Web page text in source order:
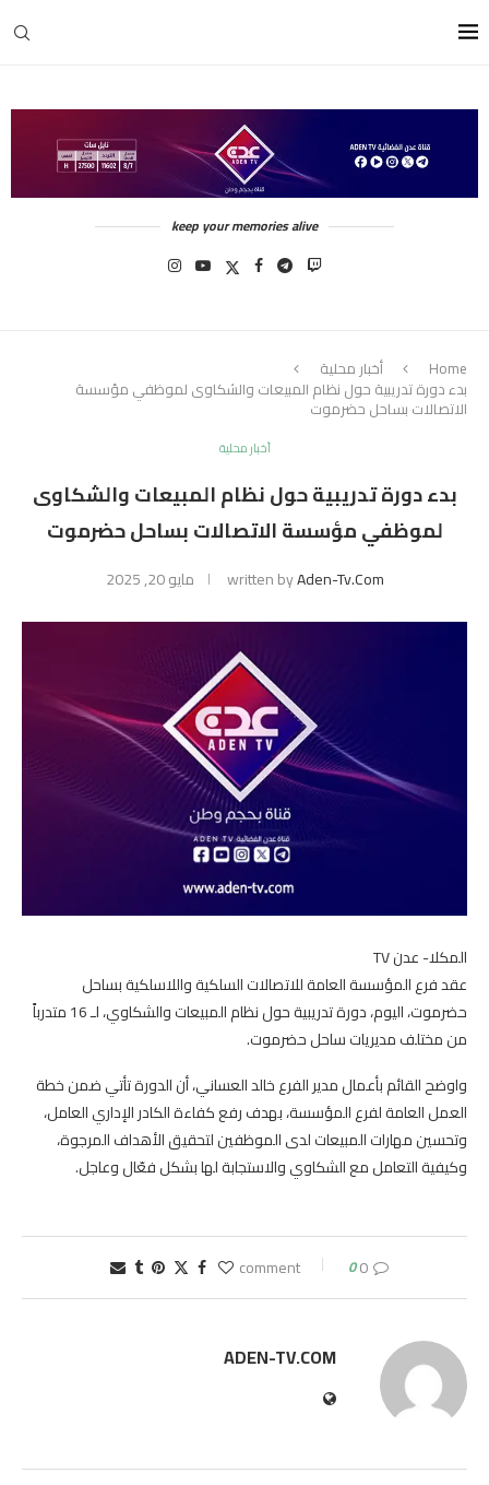
keep your memories alive
Home أخبار محلية
بدء دورة تدريبية حول نظام المبيعات والشكاوى لموظفي مؤسسة
الاتصالات بساحل حضرموت
أخبار محلية
بدء دورة تدريبية حول نظام المبيعات والشكاوى
لموظفي مؤسسة الاتصالات بساحل حضرموت
written byAden-Tv.com مايو 20, 2025
المكلا- عدن TV
عقد فرع المؤسسة العامة للاتصالات السلكية واللاسلكية بساحل
حضرموت، اليوم، دورة تدريبية حول نظام المبيعات والشكاوي، لـ 16 متدرباً
من مختلف مديريات ساحل حضرموت.
واوضح القائم بأعمال مدير الفرع خالد العساني، أن الدورة تأتي ضمن خطة
العمل العامة لفرع المؤسسة، بهدف رفع كفاءة الكادر الإداري العامل،
وتحسين مهارات المبيعات لدى الموظفين لتحقيق الأهداف المرجوة،
وكيفية التعامل مع الشكاوي والاستجابة لها بشكل فعّال وعاجل.
0 comment
0
ADEN-TV.COM